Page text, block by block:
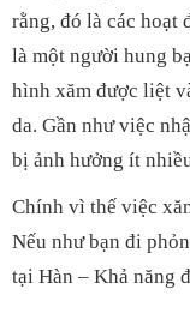
rằng, đó là các hoạt
là một người hung
hình xăm được liệt
da. Gần như việc
bị ảnh hưởng ít
Chính vì thế việc
Nếu như bạn đi
tại Hàn – Khả năng